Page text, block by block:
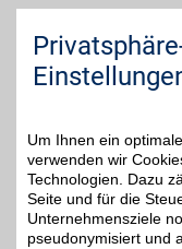
BSW-
Um Ihnen ein
verwenden wir
Technologien. Dazu
Seite und für die
Unternehmensziele
pseudonymisiert und